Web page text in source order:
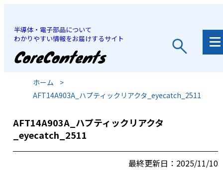
半導体・電子部品について
わかりやすい情報をお届けするサイト
JP
ホーム
>
AFT14A903A_ハプティックリアクタ_eyecatch_2511
AFT14A903A_ハプティックリアクタ
_eyecatch_2511
最終更新日：2025/11/10